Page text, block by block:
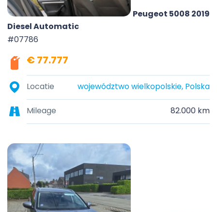
Peugeot 5008 2019
Diesel Automatic
#07786
€ 77.777
Locatie województwo wielkopolskie, Polska
Mileage 82.000 km